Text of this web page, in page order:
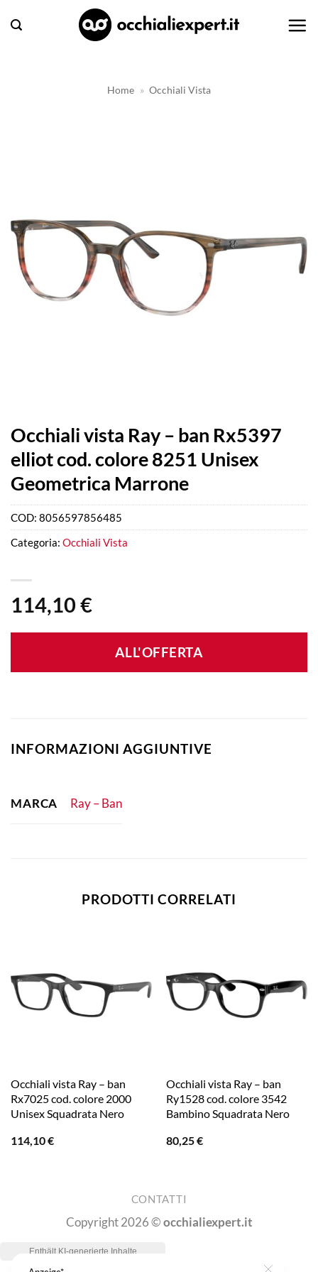
Home » Occhiali Vista
Occhiali vista Ray – ban Rx5397
elliot cod. colore 8251 Unisex
Geometrica Marrone
114,10 €
ALL'OFFERTA
COD: 8056597856485
Categoria: Occhiali Vista
INFORMAZIONI AGGIUNTIVE
MARCA Ray – Ban
PRODOTTI CORRELATI
Occhiali vista Ray – ban
Rx7025 cod. colore 2000
Unisex Squadrata Nero
114,10€
Occhiali vista Ray – ban
Ry1528 cod. colore 3542
Bambino Squadrata Nero
80,25€
CONTATTI
Copyright 2026 ©occhialiexpert.it